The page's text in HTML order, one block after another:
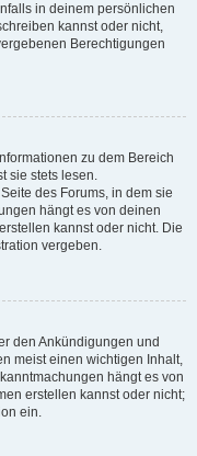
in deinem persönlichen
kannst oder nicht,
Berechtigungen
zu dem Bereich
sie stets lesen.
des Forums, in dem sie
hängt es von deinen
kannst oder nicht. Die
vergeben.
den Ankündigungen und
meist einen wichtigen Inhalt,
hängt es von
erstellen kannst oder nicht;
ein.